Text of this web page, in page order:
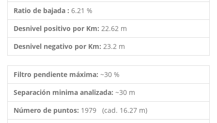
Ratio de bajada : 6.21 %
Desnivel positivo por Km: 22.62 m
Desnivel negativo por Km: 23.2 m
Filtro pendiente máxima: ~30 %
Separación minima analizada: ~30 m
Número de puntos: 1979 (cad. 16.27 m)